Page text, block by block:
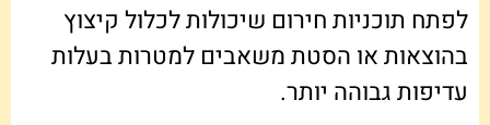
לפתח תוכניות חירום שיכולות לכלול קיצוץ
בהוצאות או הסטת משאבים למטרות בעלות
עדיפות גבוהה יותר.